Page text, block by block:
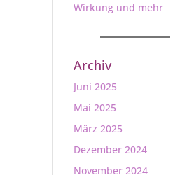
Wirkung und mehr
Archiv
Juni 2025
Mai 2025
März 2025
Dezember 2024
November 2024